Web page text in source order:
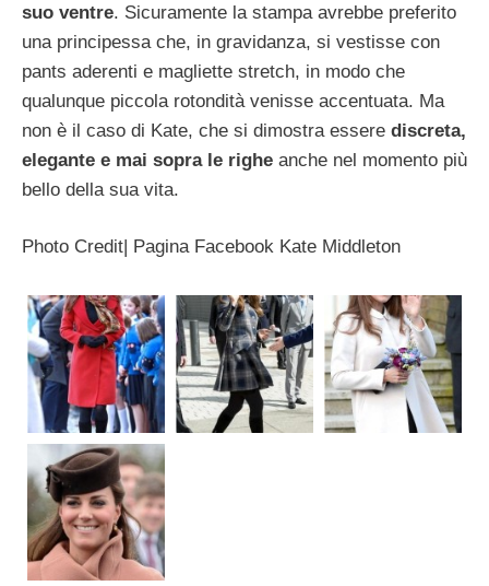
suo ventre. Sicuramente la stampa avrebbe preferito
una principessa che, in gravidanza, si vestisse con
pants aderenti e magliette stretch, in modo che
qualunque piccola rotondità venisse accentuata. Ma
non è il caso di Kate, che si dimostra essere discreta,
elegante e mai sopra le righe anche nel momento più
bello della sua vita.
Photo Credit| Pagina Facebook Kate Middleton